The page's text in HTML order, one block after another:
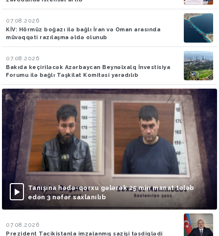
07.08.2026
KİV: Hörmüz boğazı ilə bağlı İran və Oman arasında
müvəqqəti razılaşma əldə olunub
07.08.2026
Bakıda keçiriləcək Azərbaycan Beynəlxalq İnvestisiya
Forumu ilə bağlı Təşkilat Komitəsi yaradılıb
Tanışına hədə-qorxu gələrək 25 min manat tələb
edən 3 nəfər saxlanılıb
07.08.2026
Prezident Tacikistanla imzalanmış sazişi təsdiqlədi